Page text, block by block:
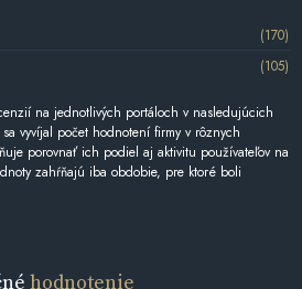
(170)
(105)
na jednotlivých portáloch v nasledujúcich
vyvíjal počet hodnotení firmy v rôznych
porovnať ich podiel aj aktivitu používateľov na
zahŕňajú iba obdobie, pre ktoré boli
hodnotenie